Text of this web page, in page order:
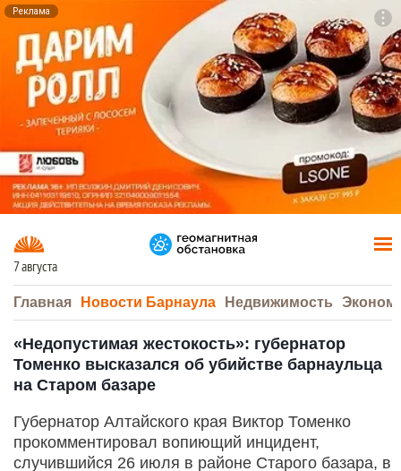
Реклама
7 августа
Главная Новости Барнаула Недвижимость
«Недопустимая жестокость»: губернатор
Томенко высказался об убийстве барнаульца
на Старом базаре
Губернатор Алтайского края Виктор Томенко
прокомментировал вопиющий инцидент,
случившийся 26 июля в районе Старого базара, в